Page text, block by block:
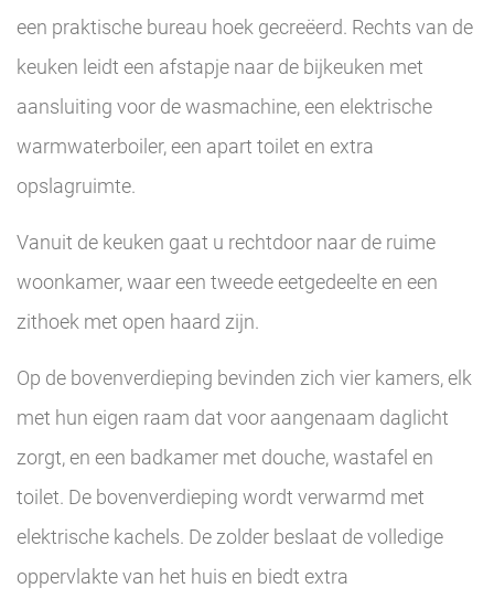
een praktische bureau hoek gecreëerd. Rechts van de
keuken leidt een afstapje naar de bijkeuken met
aansluiting voor de wasmachine, een elektrische
warmwaterboiler, een apart toilet en extra
opslagruimte.
Vanuit de keuken gaat u rechtdoor naar de ruime
woonkamer, waar een tweede eetgedeelte en een
zithoek met open haard zijn.
Op de bovenverdieping bevinden zich vier kamers, elk
met hun eigen raam dat voor aangenaam daglicht
zorgt, en een badkamer met douche, wastafel en
toilet. De bovenverdieping wordt verwarmd met
elektrische kachels. De zolder beslaat de volledige
oppervlakte van het huis en biedt extra